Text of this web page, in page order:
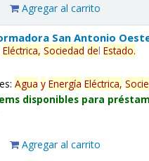
Agregar al carrito
San Antonio
Eléctrica, Sociedad delEstado.
Agua y Energía Eléctrica,
disponibles para
Agregar al carrito